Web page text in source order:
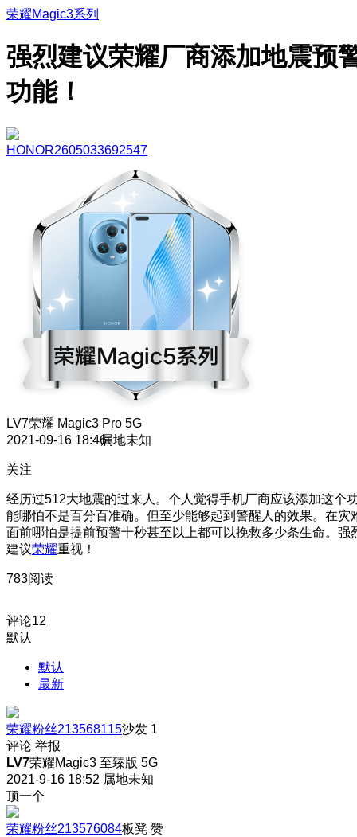
荣耀Magic3系列
强烈建议荣耀厂商添加地震预
功能！
HONOR2605033692547
LV7荣耀 Magic3 Pro 5G
2021-09-16 18:46属地未知
关注
经历过512大地震的过来人。个人觉得手机厂商应该添加这个
能哪怕不是百分百准确。但至少能够起到警醒人的效果。在灾
面前哪怕是提前预警十秒甚至以上都可以挽救多少条生命。强
建议荣耀重视！
783阅读
评论12
默认
默认
最新
荣耀粉丝213568115沙发 1
评论 举报
LV7荣耀Magic3 至臻版 5G
2021-9-16 18:52 属地未知
顶一个
荣耀粉丝213576084板凳 赞